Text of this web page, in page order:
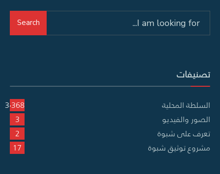
Search
تصنيفات
السلطة المحلية
3٬368
الصور والفيديو
3
تعرف على شبوة
2
مشروع توثيق شبوة
17